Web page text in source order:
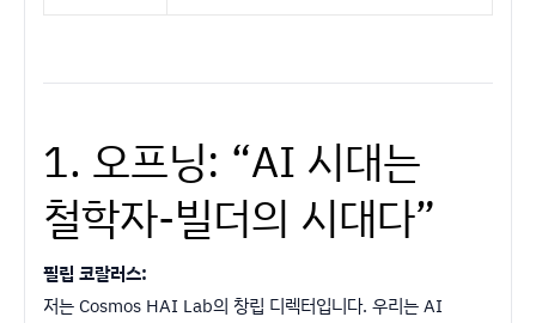
1. 오프닝: “AI 시대는
철학자-빌더의 시대다”
필립 코랄러스:
저는 Cosmos HAI Lab의 창립 디렉터입니다. 우리는 AI